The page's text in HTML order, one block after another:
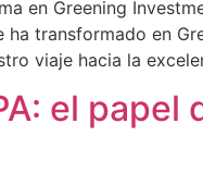
en Greening
transformado en
viaje hacia la
el papel